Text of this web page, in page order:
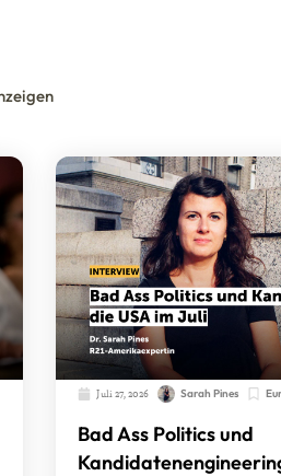
Juli 27, 2026 Sarah Pines
Bad Ass Politics und